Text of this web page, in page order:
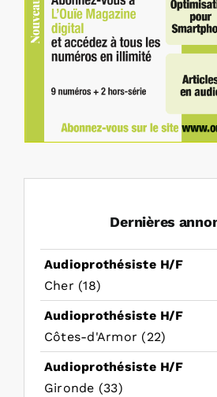
Dernières
Audioprothésiste H/F
Cher (18)
Audioprothésiste H/F
Côtes-d'Armor (22)
Audioprothésiste H/F
Gironde (33)